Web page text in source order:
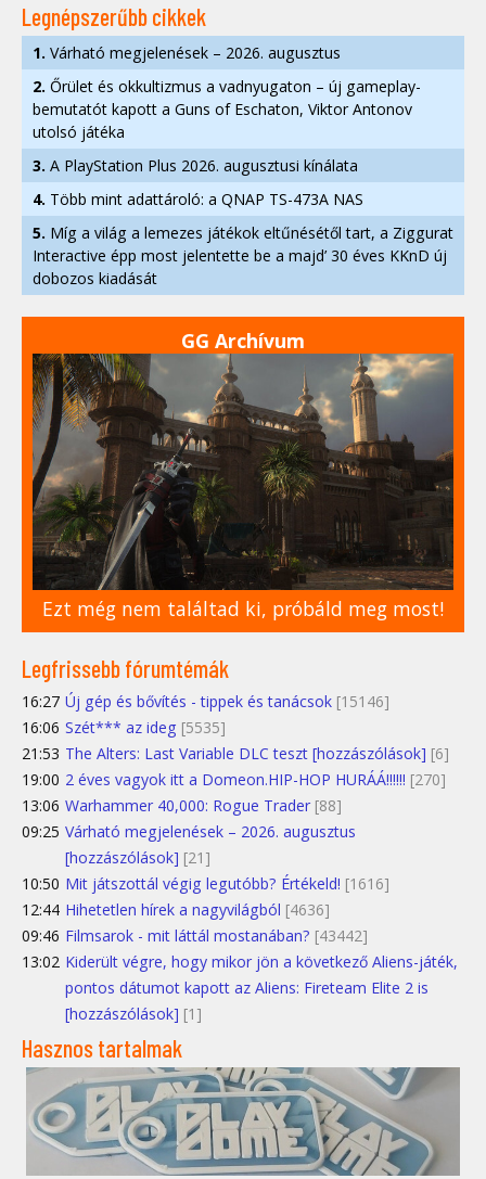
Legnépszerűbb cikkek
1. Várható megjelenések – 2026. augusztus
2. Őrület és okkultizmus a vadnyugaton – új gameplay-
bemutatót kapott a Guns of Eschaton, Viktor Antonov
utolsó játéka
3. A PlayStation Plus 2026. augusztusi kínálata
4. Több mint adattároló: a QNAP TS-473A NAS
5. Míg a világ a lemezes játékok eltűnésétől tart, a Ziggurat
Interactive épp most jelentette be a majd’ 30 éves KKnD új
dobozos kiadását
GG Archívum
Ezt még nem találtad ki, próbáld meg most!
Legfrissebb fórumtémák
16:27 Új gép és bővítés - tippek és tanácsok [15146]
16:06 Szét*** az ideg [5535]
21:53 The Alters: Last Variable DLC teszt [hozzászólások] [6]
19:00 2 éves vagyok itt a Domeon.HIP-HOP HURÁÁ!!!!!! [270]
13:06 Warhammer 40,000: Rogue Trader [88]
09:25 Várható megjelenések – 2026. augusztus
[hozzászólások] [21]
10:50 Mit játszottál végig legutóbb? Értékeld! [1616]
12:44 Hihetetlen hírek a nagyvilágból [4636]
09:46 Filmsarok - mit láttál mostanában? [43442]
13:02 Kiderült végre, hogy mikor jön a következő Aliens-játék,
pontos dátumot kapott az Aliens: Fireteam Elite 2 is
[hozzászólások] [1]
Hasznos tartalmak